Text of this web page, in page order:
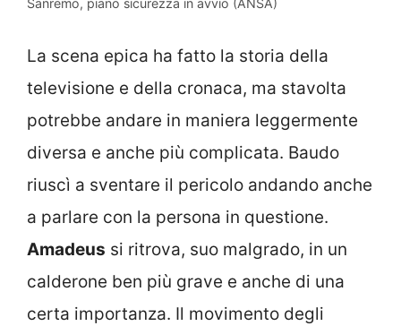
Sanremo, piano sicurezza in avvio (ANSA)
La scena epica ha fatto la storia della
televisione e della cronaca, ma stavolta
potrebbe andare in maniera leggermente
diversa e anche più complicata. Baudo
riuscì a sventare il pericolo andando anche
a parlare con la persona in questione.
Amadeus si ritrova, suo malgrado, in un
calderone ben più grave e anche di una
certa importanza. Il movimento degli